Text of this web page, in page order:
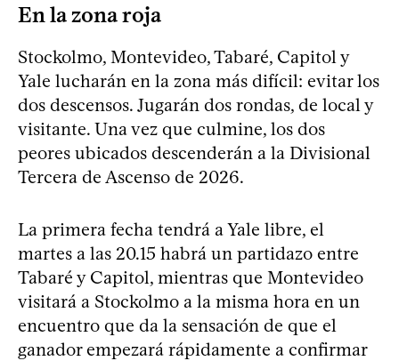
En la zona roja
Stockolmo, Montevideo, Tabaré, Capitol y
Yale lucharán en la zona más difícil: evitar los
dos descensos. Jugarán dos rondas, de local y
visitante. Una vez que culmine, los dos
peores ubicados descenderán a la Divisional
Tercera de Ascenso de 2026.
La primera fecha tendrá a Yale libre, el
martes a las 20.15 habrá un partidazo entre
Tabaré y Capitol, mientras que Montevideo
visitará a Stockolmo a la misma hora en un
encuentro que da la sensación de que el
ganador empezará rápidamente a confirmar